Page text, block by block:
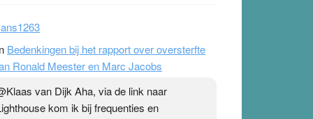
Bedenkingen bij het rapport over oversterfte
Ronald Meester en Marc Jacobs
van Dijk Aha, via de link naar
kom ik bij frequenties en